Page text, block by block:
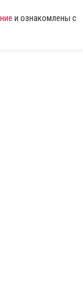
и ознакомлены с